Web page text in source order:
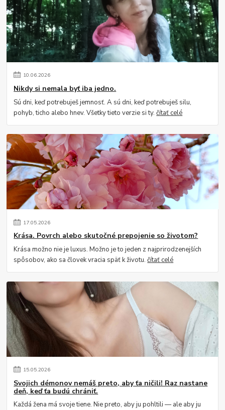
10.06.2026
Nikdy si nemala byť iba jedno.
Sú dni, keď potrebuješ jemnosť. A sú dni, keď potrebuješ silu,
pohyb, ticho alebo hnev. Všetky tieto verzie si ty.čítať celé
17.05.2026
Krása. Povrch alebo skutočné prepojenie so životom?
Krása možno nie je luxus. Možno je to jeden z najprirodzenejších
spôsobov, ako sa človek vracia späť k životu.čítať celé
15.05.2026
Svojich démonov nemáš preto, aby ťa ničili! Raz nastane
deň, keď ťa budú chrániť.
Každá žena má svoje tiene. Nie preto, aby ju pohltili — ale aby ju